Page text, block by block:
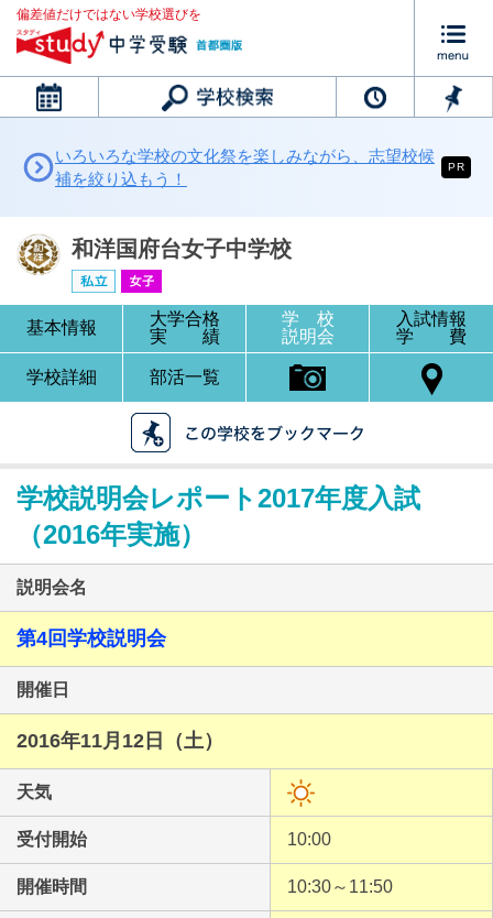
偏差値だけではない学校選びを
カレンダー
和洋国府台女子中学校
ブックマークした学校
ブックマークした学校はありません
いろいろな学校の文化祭を楽しみながら、志望校候
補を絞り込もう！
PR
和洋国府台女子中学校
基本情報
大学合格
実 績
学 校
説明会
入試情報
学 費
学校詳細 部活一覧
学校説明会レポート2017年度入試
（2016年実施）
説明会名
第4回学校説明会
開催日
2016年11月12日（土）
天気
受付開始 10:00
開催時間 10:30～11:50